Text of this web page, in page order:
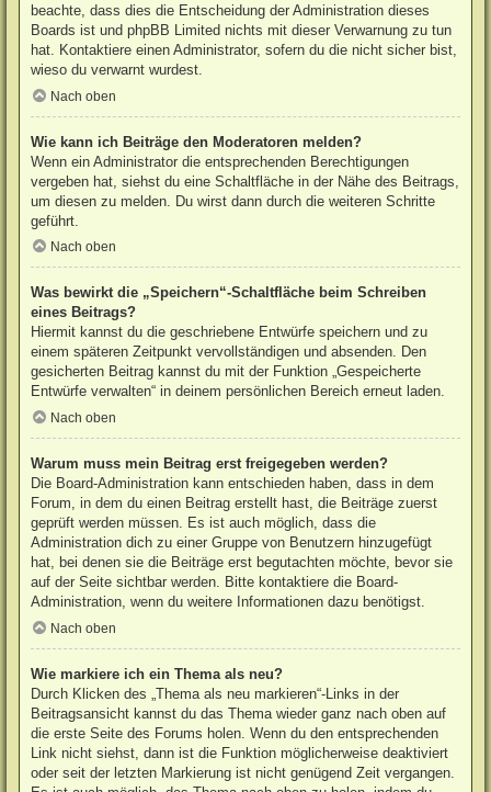
beachte, dass dies die Entscheidung der Administration dieses
Boards ist und phpBB Limited nichts mit dieser Verwarnung zu tun
hat. Kontaktiere einen Administrator, sofern du die nicht sicher bist,
wieso du verwarnt wurdest.
Nach oben
Wie kann ich Beiträge den Moderatoren melden?
Wenn ein Administrator die entsprechenden Berechtigungen
vergeben hat, siehst du eine Schaltfläche in der Nähe des Beitrags,
um diesen zu melden. Du wirst dann durch die weiteren Schritte
geführt.
Nach oben
Was bewirkt die „Speichern“-Schaltfläche beim Schreiben
eines Beitrags?
Hiermit kannst du die geschriebene Entwürfe speichern und zu
einem späteren Zeitpunkt vervollständigen und absenden. Den
gesicherten Beitrag kannst du mit der Funktion „Gespeicherte
Entwürfe verwalten“ in deinem persönlichen Bereich erneut laden.
Nach oben
Warum muss mein Beitrag erst freigegeben werden?
Die Board-Administration kann entschieden haben, dass in dem
Forum, in dem du einen Beitrag erstellt hast, die Beiträge zuerst
geprüft werden müssen. Es ist auch möglich, dass die
Administration dich zu einer Gruppe von Benutzern hinzugefügt
hat, bei denen sie die Beiträge erst begutachten möchte, bevor sie
auf der Seite sichtbar werden. Bitte kontaktiere die Board-
Administration, wenn du weitere Informationen dazu benötigst.
Nach oben
Wie markiere ich ein Thema als neu?
Durch Klicken des „Thema als neu markieren“-Links in der
Beitragsansicht kannst du das Thema wieder ganz nach oben auf
die erste Seite des Forums holen. Wenn du den entsprechenden
Link nicht siehst, dann ist die Funktion möglicherweise deaktiviert
oder seit der letzten Markierung ist nicht genügend Zeit vergangen.